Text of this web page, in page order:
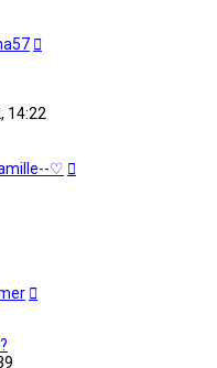
14:22
♡